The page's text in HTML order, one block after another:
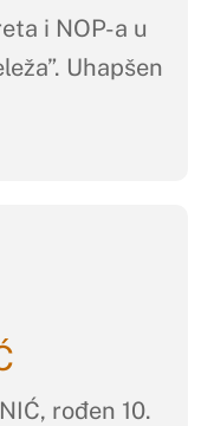
i NOP-a u
Uhapšen
rođen 10.